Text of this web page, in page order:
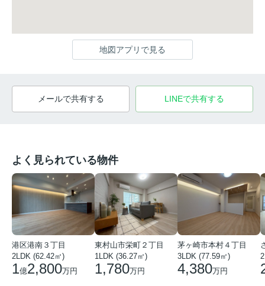
地図アプリで見る
メールで共有する LINEで共有する
よく見られている物件
港区港南３丁目
2LDK (62.42㎡)
1億2,800万円
東村山市栄町２丁目
1LDK (36.27㎡)
1,780万円
茅ヶ崎市本村４丁目
3LDK (77.59㎡)
4,380万円